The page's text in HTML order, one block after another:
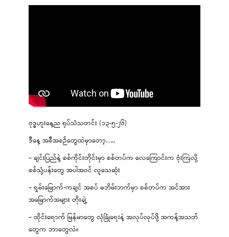
ဗုဒ္ဓဟူးနေ့ည ရုပ်သံသတင်း (၁၃-၅-၂၆)
ဒီနေ့ အစီအစဉ်တွေထဲမှာတော့…..
– ချင်းပြည်နဲ့ စစ်ကိုင်းတိုင်းမှာ စစ်တပ်က လေကြောင်းက ဗုံးကြဲလို့
စစ်သုံ့ပန်းတွေ အပါအဝင် လူသေဆုံး
– ရှမ်းမြောက်-ကချင် အစပ် မဘိမ်းဘက်မှာ စစ်တပ်က အင်အား
အမြောက်အများ တိုးချဲ့
– ထိုင်းရောက် မြန်မာတွေ လုံခြုံရေးနဲ့ အလုပ်လုပ်ဖို့ အကန့်အသတ်
တွေက ဘာတွေလဲ။